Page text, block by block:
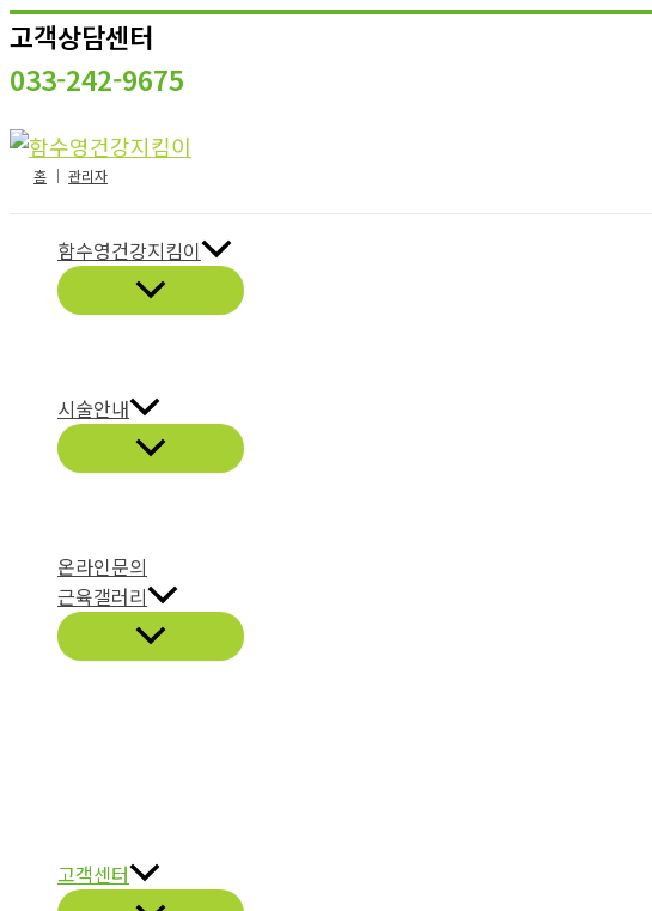
콘
츠
로
고객상담센터
033-242-9675
홈 │ 관리자
함수영건강지킴이
시술안내
온라인문의
근육갤러리
고객센터